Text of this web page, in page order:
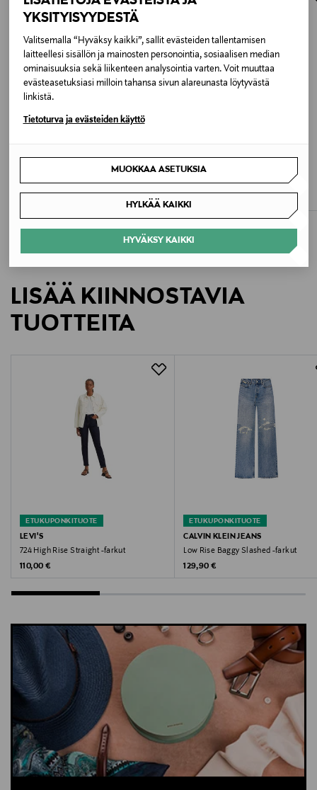
YKSITYISYYDESTÄ
Valitsemalla “Hyväksy kaikki”, sallit evästeiden tallentamisen
laitteellesi sisällön ja mainosten personointia, sosiaalisen median
ominaisuuksia sekä liikenteen analysointia varten. Voit muuttaa
evästeasetuksiasi milloin tahansa sivun alareunasta löytyvästä
linkistä.
Tietoturva ja evästeiden käyttö
MUOKKAA ASETUKSIA
HYLKÄÄ KAIKKI
HYVÄKSY KAIKKI
100 % puuvilla
Hoito-ohjeet
Konepesu 30 asteessa
25
Valmistajan tuotenumero
Valmistaja
Citizens of Humanity, LLC
VIA SAVONA 97, BLDG T - L10, 20144, Milano, Italy
Digitaalinen osoite
info@citizensofhumanity.com
farkut, shortsit, naisten farkut, naisten shortsit,
724 High Rise Straight -farkut
CALVIN KLEIN JEANS
Low Rise Baggy Slashed -farkut
LISÄÄ KIINNOSTAVIA
TUOTTEITA
ETUKUPONKITUOTE
LEVI'S
724 High Rise Straight -farkut
Original Price
110,00 €
ETUKUPONKITUOTE
CALVIN KLEIN JEANS
Low Rise Baggy Slashed -farkut
Original Price
129,90 €